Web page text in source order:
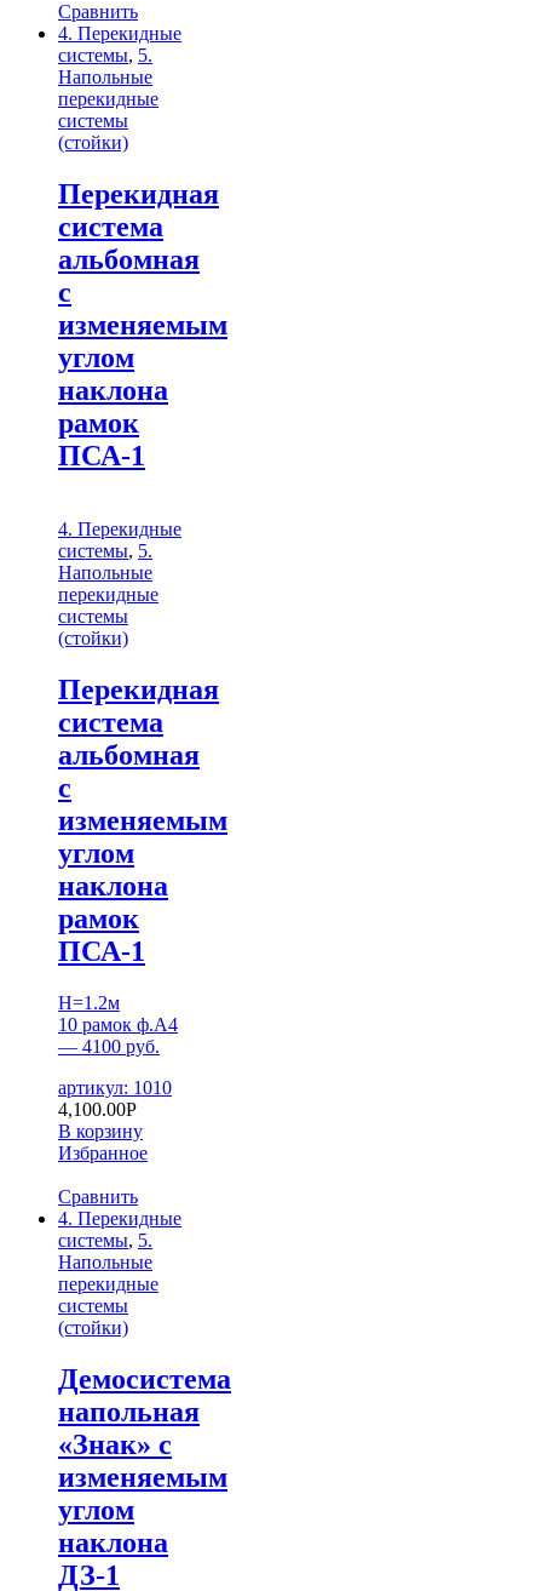
Сравнить
4. Перекидные
системы, 5.
Напольные
перекидные
системы
(стойки)
Перекидная
система
альбомная
с
изменяемым
углом
наклона
рамок
ПСА-1
4. Перекидные
системы, 5.
Напольные
перекидные
системы
(стойки)
Перекидная
система
альбомная
с
изменяемым
углом
наклона
рамок
ПСА-1
H=1.2м
10 рамок ф.А4
— 4100 руб.
артикул: 1010
4,100.00Р
В корзину
Избранное
Сравнить
4. Перекидные
системы, 5.
Напольные
перекидные
системы
(стойки)
Демосистема
напольная
«Знак» с
изменяемым
углом
наклона
ДЗ-1